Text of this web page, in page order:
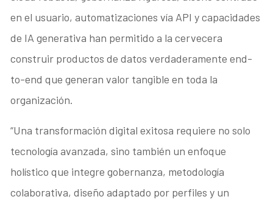
en el usuario, automatizaciones vía API y capacidades
de IA generativa han permitido a la cervecera
construir productos de datos verdaderamente end-
to-end que generan valor tangible en toda la
organización.
“Una transformación digital exitosa requiere no solo
tecnología avanzada, sino también un enfoque
holístico que integre gobernanza, metodología
colaborativa, diseño adaptado por perfiles y un